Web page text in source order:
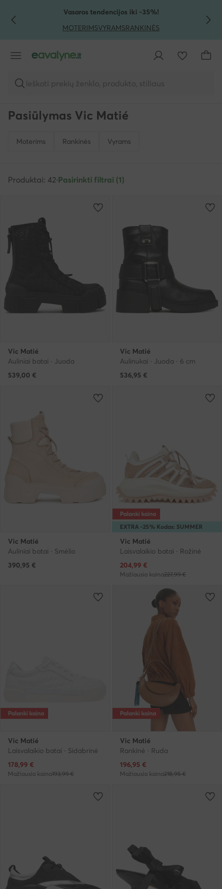
PEREITI PRIE PAGRINDINIO TURINIO
PEREITI Į PAIEŠKĄVasaros tendencijos iki -35%!
MOTERIMSVYRAMSRANKINĖS
Ieškoti prekių ženklo, produkto, stiliaus
Pasiūlymas Vic Matié
Moterims Rankinės Vyrams
Produktai: 42·Pasirinkti filtrai (1)
Vic Matié
Auliniai batai · Juoda
539,00 €
Vic Matié
Aulinukai · Juoda · 6 cm
536,95 €
Vic Matié
Auliniai batai · Smėlio
390,95 €
EXTRA -25% Kodas: SUMMER
Palanki kaina
Vic Matié
Laisvalaikio batai · Rožinė
Dabartinė kaina
204,99 €
Mažiausia kaina227,99 €
Palanki kaina
Vic Matié
Laisvalaikio batai · Sidabrinė
Dabartinė kaina
178,99 €
Mažiausia kaina193,99 €
Palanki kaina
Vic Matié
Rankinė · Ruda
Dabartinė kaina
196,95 €
Mažiausia kaina218,95 €